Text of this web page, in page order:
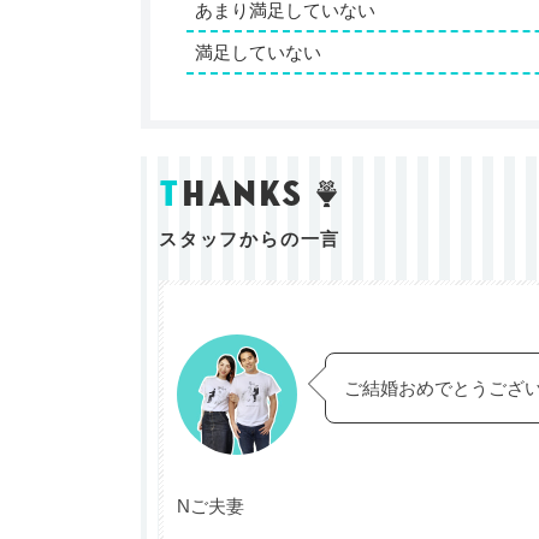
あまり満足していない
満足していない
thanks
スタッフからの一言
ご結婚おめでとうござ
Nご夫妻